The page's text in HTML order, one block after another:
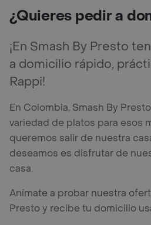
¿Quieres pedir a
¡En Smash By Presto
a domicilio rápido,
Rappi!
En Colombia, Smash By
variedad de platos para esos
queremos salir de nuestra
deseamos es disfrutar de
casa.
Anímate a probar nuestra
Presto y recibe tu domicilio